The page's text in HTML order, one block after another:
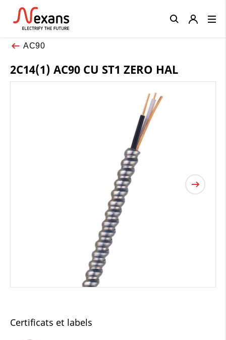
AC90
2C14(1) AC90 CU ST1 ZERO HAL
Certificats et labels
Close